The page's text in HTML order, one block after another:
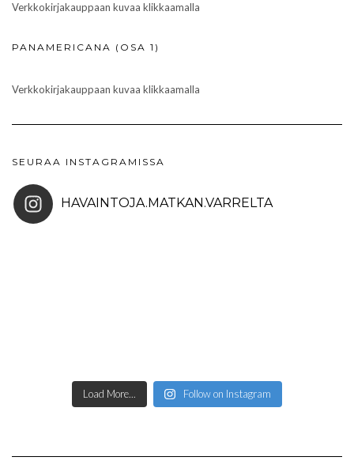
Verkkokirjakauppaan kuvaa klikkaamalla
PANAMERICANA (OSA 1)
Verkkokirjakauppaan kuvaa klikkaamalla
SEURAA INSTAGRAMISSA
HAVAINTOJA.MATKAN.VARRELTA
Load More... Follow on Instagram